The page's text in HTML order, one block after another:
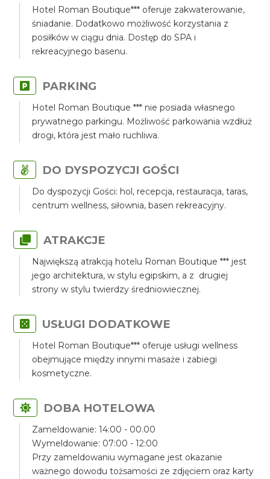
Hotel Roman Boutique*** oferuje zakwaterowanie,
śniadanie. Dodatkowo możliwość korzystania z
posiłków w ciągu dnia. Dostęp do SPA i
rekreacyjnego basenu.
PARKING
Hotel Roman Boutique *** nie posiada własnego
prywatnego parkingu. Możliwość parkowania wzdłuż
drogi, która jest mało ruchliwa.
DO DYSPOZYCJI GOŚCI
Do dyspozycji Gości: hol, recepcja, restauracja, taras,
centrum wellness, siłownia, basen rekreacyjny.
ATRAKCJE
Największą atrakcją hotelu Roman Boutique *** jest
jego architektura, w stylu egipskim, a z drugiej
strony w stylu twierdzy średniowiecznej.
USŁUGI DODATKOWE
Hotel Roman Boutique*** oferuje usługi wellness
obejmujące między innymi masaże i zabiegi
kosmetyczne.
DOBA HOTELOWA
Zameldowanie: 14:00 - 00.00
Wymeldowanie: 07:00 - 12:00
Przy zameldowaniu wymagane jest okazanie
ważnego dowodu tożsamości ze zdjęciem oraz karty